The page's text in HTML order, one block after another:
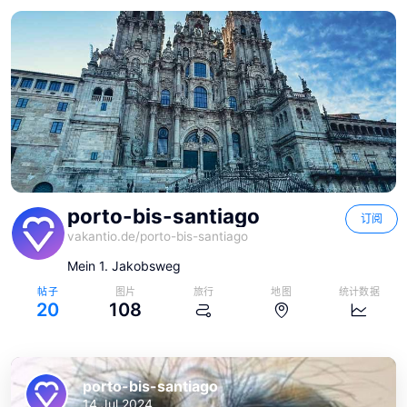
porto-bis-santiago
vakantio.de/porto-bis-santiago
订阅
Mein 1. Jakobsweg
帖子
20
图片
108
旅行 地图 统计数据
porto-bis-santiago